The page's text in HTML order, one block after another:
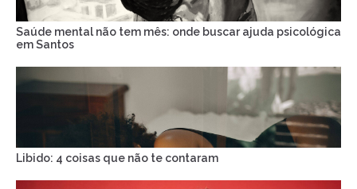
Saúde mental não tem mês: onde buscar ajuda psicológica
em Santos
Libido: 4 coisas que não te contaram